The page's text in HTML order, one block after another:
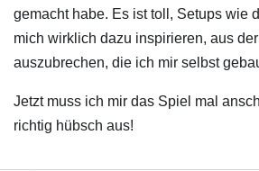
gemacht habe. Es ist toll, Setups wie
mich wirklich dazu inspirieren, aus
auszubrechen, die ich mir selbst
Jetzt muss ich mir das Spiel mal
richtig hübsch aus!